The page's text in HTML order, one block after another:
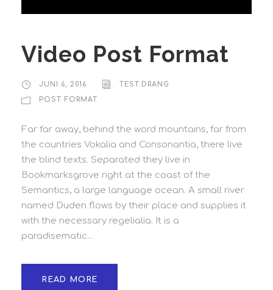
Video Post Format
JUNI 6, 2016
TEST.DRANG
POST FORMAT
Far far away, behind the word mountains, far from
the countries Vokalia and Consonantia, there live
the blind texts. Separated they live in
Bookmarksgrove right at the coast of the
Semantics, a large language ocean. A small river
named Duden flows by their place and supplies it
with the necessary regelialia. It is a
paradisematic...
READ MORE